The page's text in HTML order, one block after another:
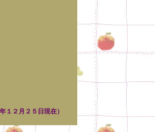
年１２月２５日現在）